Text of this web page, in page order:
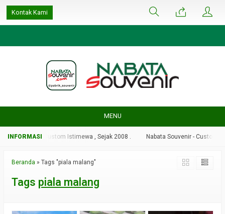
google-site-
verification=ulGFAYaRwT3xFs4fCyDEYtZPCSlyYvbOPvhRRObUW-A
Kontak Kami
MENU
Souvenir - Custom Istimewa , Sejak 2008 . Nabata Souvenir - Custom
Beranda » Tags "piala malang"
Tags piala malang